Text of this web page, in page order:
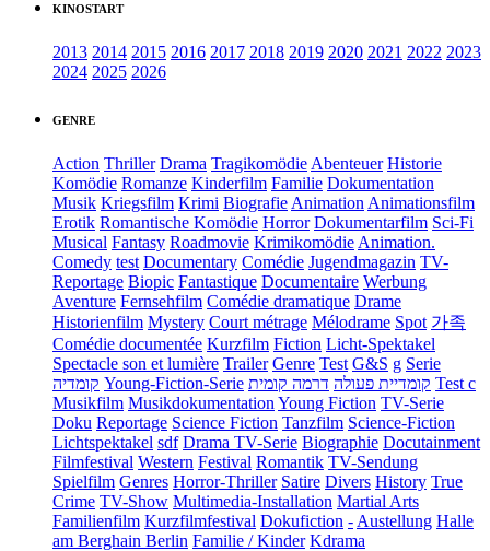
KINOSTART
2013 2014 2015 2016 2017 2018 2019 2020 2021 2022 2023
2024 2025 2026
GENRE
Action Thriller Drama Tragikomödie Abenteuer Historie
Komödie Romanze Kinderfilm Familie Dokumentation
Musik Kriegsfilm Krimi Biografie Animation Animationsfilm
Erotik Romantische Komödie Horror Dokumentarfilm Sci-Fi
Musical Fantasy Roadmovie Krimikomödie Animation.
Comedy test Documentary Comédie Jugendmagazin TV-
Reportage Biopic Fantastique Documentaire Werbung
Aventure Fernsehfilm Comédie dramatique Drame
Historienfilm Mystery Court métrage Mélodrame Spot 가족
Comédie documentée Kurzfilm Fiction Licht-Spektakel
Spectacle son et lumière Trailer Genre Test G&S g Serie
קומדיה Young-Fiction-Serie קומדיית פעולה דרמה קומית
Test c
Musikfilm Musikdokumentation Young Fiction TV-Serie
Doku Reportage Science Fiction Tanzfilm Science-Fiction
Lichtspektakel sdf Drama TV-Serie Biographie Docutainment
Filmfestival Western Festival Romantik TV-Sendung
Spielfilm Genres Horror-Thriller Satire Divers History True
Crime TV-Show Multimedia-Installation Martial Arts
Familienfilm Kurzfilmfestival Dokufiction - Austellung Halle
am Berghain Berlin Familie / Kinder Kdrama